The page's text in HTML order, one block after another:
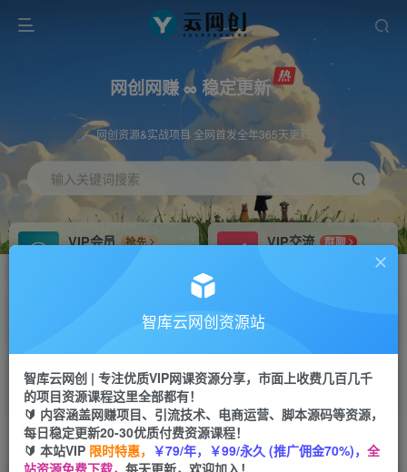
网创网赚 ∞ 稳定更新
网创资源&实战项目 全网首发全年365天更新
输入关键词搜索
VIP会员
抢先
VIP交流
群聊
研究探讨更多创业项目路子。
会员专属推广链接
网赚网创 项目
365天稳定跟新
APP下载
GO
首页 创业课程 会员专属 正文
智库云网创资源站
智库云网创 | 专注优质VIP网课资源分享，市面上收费几百几千
的项目资源课程这里全部都有！
🔰 内容涵盖网赚项目、引流技术、电商运营、脚本源码等资源，
每日稳定更新20-30优质付费资源课程！
🔰 本站VIP 限时特惠， ￥79/年，￥99/永久 (推广佣金70%)， 全
站资源免费下载， 每天更新，欢迎加入！